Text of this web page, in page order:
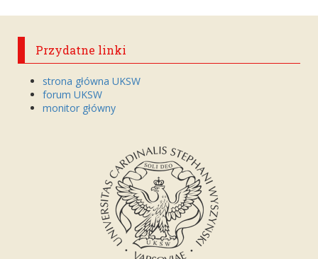
Przydatne linki
strona główna UKSW
forum UKSW
monitor główny